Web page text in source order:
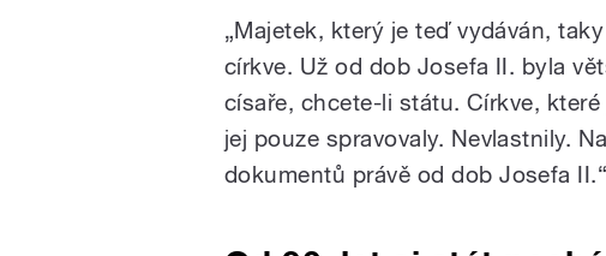
„Majetek, který je teď vydáván,
církve. Už od dob Josefa II. byla
císaře, chcete-li státu. Církve,
jej pouze spravovaly. Nevlastnily.
dokumentů právě od dob Josefa II.“